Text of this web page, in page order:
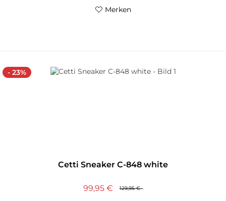
Merken
- 23%
Cetti Sneaker C-848 white
129,95 €
99,95 €